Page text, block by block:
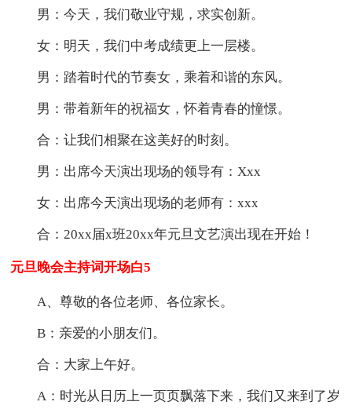
男：今天，我们敬业守规，求实创新。
女：明天，我们中考成绩更上一层楼。
男：踏着时代的节奏女，乘着和谐的东风。
男：带着新年的祝福女，怀着青春的憧憬。
合：让我们相聚在这美好的时刻。
男：出席今天演出现场的领导有：Xxx
女：出席今天演出现场的老师有：xxx
合：20xx届x班20xx年元旦文艺演出现在开始！
元旦晚会主持词开场白5
A、尊敬的各位老师、各位家长。
B：亲爱的小朋友们。
合：大家上午好。
A：时光从日历上一页页飘落下来，我们又来到了岁